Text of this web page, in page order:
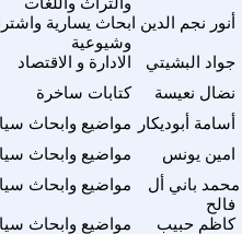
ابحاث يسارية
وشيوعية
أنور نجم الدين
الادارة و الاقتصاد جواد البشيتي
كتابات ساخرة
نضال نعيسة
مواضيع وابحاث
أسامة أبوديكار
مواضيع وابحاث
امين يونس
مواضيع وابحاث
محمد باني أل
فالح
مواضيع وابحاث كاظم حبيب